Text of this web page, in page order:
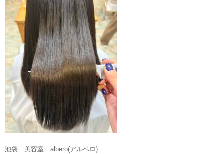
池袋 美容室 albero(アルベロ)